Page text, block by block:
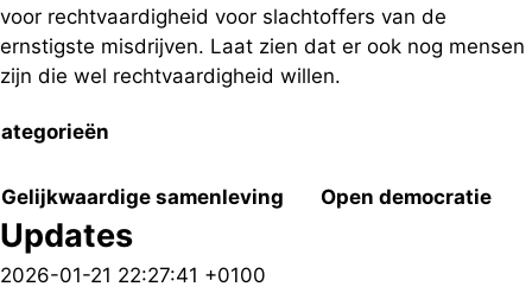
voor rechtvaardigheid voor slachtoffers van de
ernstigste misdrijven. Laat zien dat er ook nog mensen
zijn die wel rechtvaardigheid willen.
Gelijkwaardige samenleving Open democratie
Updates
2026-01-21 22:27:41 +0100